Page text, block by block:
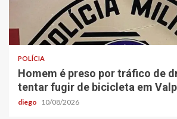
POLÍCIA
Homem é preso por tráfico de
tentar fugir de bicicleta em
diego 10/08/2026